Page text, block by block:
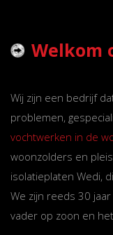
Welkom
Wij zijn een bedrijf
problemen,
vochtwerken in de
woonzolders en
isolatieplaten Wedi,
We zijn reeds 30
vader op zoon en